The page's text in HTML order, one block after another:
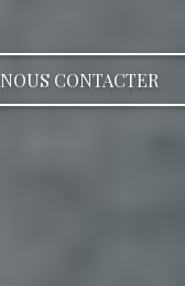
NOUS CONTACTER